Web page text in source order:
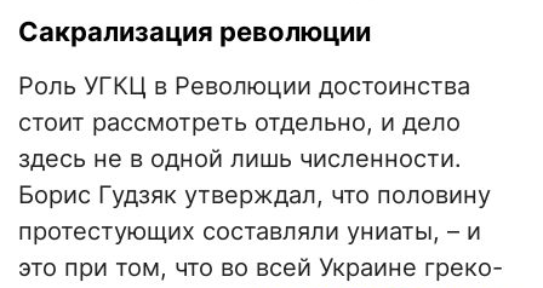
Сакрализация революции
Роль УГКЦ в Революции достоинства
стоит рассмотреть отдельно, и дело
здесь не в одной лишь численности.
Борис Гудзяк утверждал, что половину
протестующих составляли униаты, – и
это при том, что во всей Украине греко-